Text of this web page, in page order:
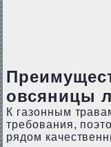
овсяницы
К газонным
требования,
рядом